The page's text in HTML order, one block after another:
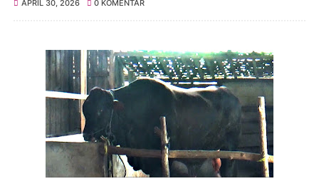
APRIL 30, 2026 0 KOMENTAR